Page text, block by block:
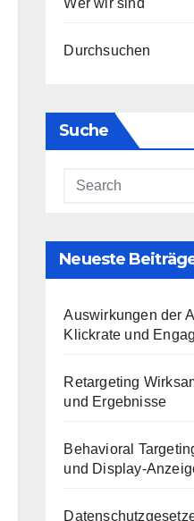
Wer wir sind
Durchsuchen
Suche
Neueste
Auswirkungen der
Klickrate und
Retargeting
und Ergebnisse
Behavioral
und Display-